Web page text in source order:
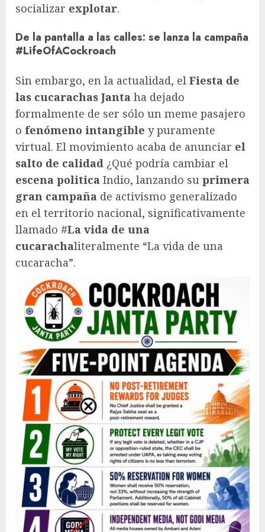
socializar explotar.
De la pantalla a las calles: se lanza la campaña
#LifeOfACockroach
Sin embargo, en la actualidad, el Fiesta de
las cucarachas Janta ha dejado
formalmente de ser sólo un meme pasajero
o fenómeno intangible y puramente
virtual. El movimiento acaba de anunciar el
salto de calidad ¿Qué podría cambiar el
escena politica Indio, lanzando su primera
gran campaña de activismo generalizado
en el territorio nacional, significativamente
llamado #La vida de una
cucarachaliteralmente “La vida de una
cucaracha”.